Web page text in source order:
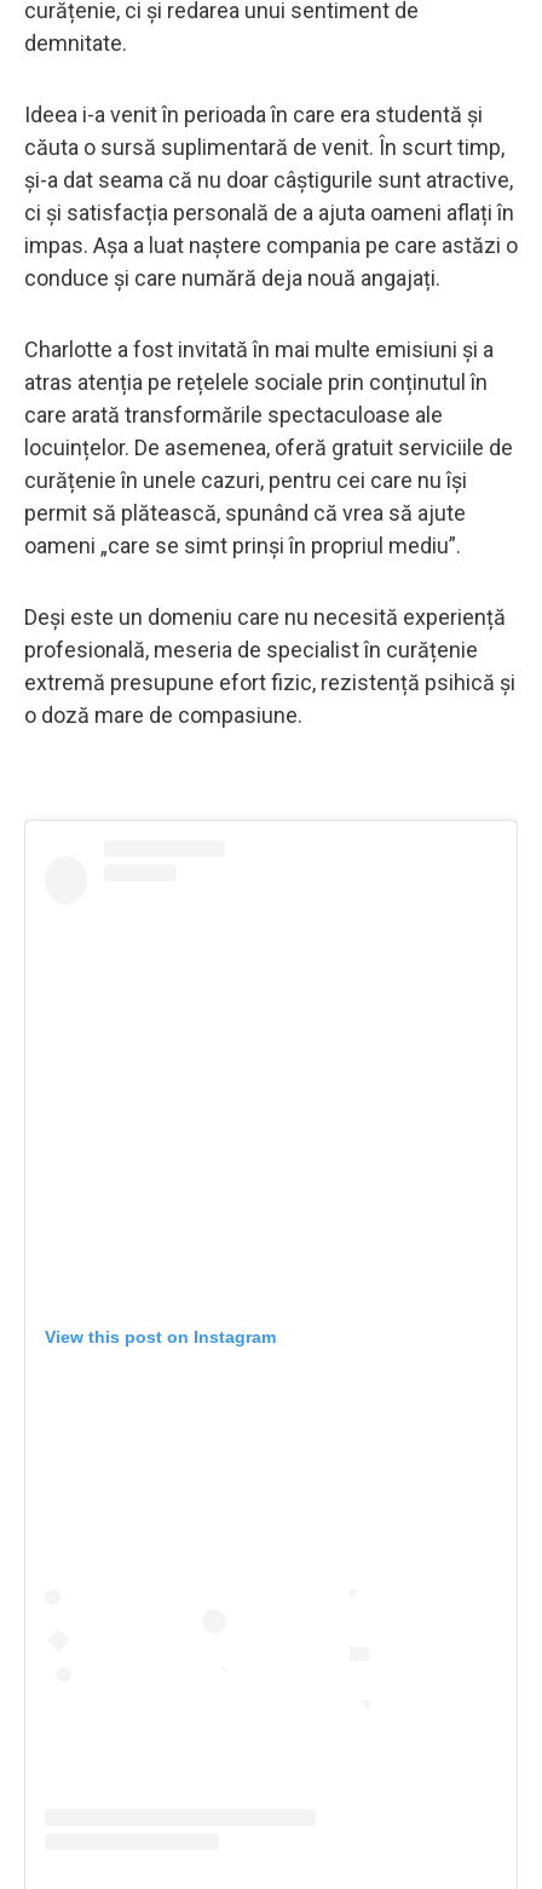
curățenie, ci și redarea unui sentiment de
demnitate.
Ideea i-a venit în perioada în care era studentă și
căuta o sursă suplimentară de venit. În scurt timp,
și-a dat seama că nu doar câștigurile sunt atractive,
ci și satisfacția personală de a ajuta oameni aflați în
impas. Așa a luat naștere compania pe care astăzi o
conduce și care numără deja nouă angajați.
Charlotte a fost invitată în mai multe emisiuni și a
atras atenția pe rețelele sociale prin conținutul în
care arată transformările spectaculoase ale
locuințelor. De asemenea, oferă gratuit serviciile de
curățenie în unele cazuri, pentru cei care nu își
permit să plătească, spunând că vrea să ajute
oameni „care se simt prinși în propriul mediu”.
Deși este un domeniu care nu necesită experiență
profesională, meseria de specialist în curățenie
extremă presupune efort fizic, rezistență psihică și
o doză mare de compasiune.
View this post on Instagram